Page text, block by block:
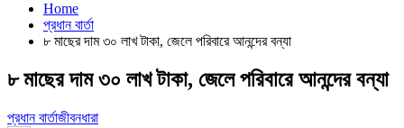
Home
প্রধান বার্তা
৮ মাছের দাম ৩০ লাখ টাকা, জেলে পরিবারে আনন্দের বন্যা
৮ মাছের দাম ৩০ লাখ টাকা, জেলে পরিবারে আনন্দের বন্যা
প্রধান বার্তাজীবনধারা